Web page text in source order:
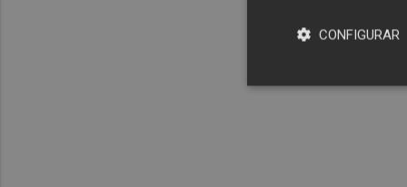
CONFIGURAR